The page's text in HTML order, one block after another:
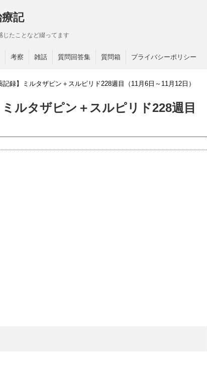
記
じたことなど綴ってます
考察 雑話 質問回答集 質問箱 プライバシーポリシー
録】ミルタザピン＋スルピリド228週目（11月6日～11月12日）
ルタザピン＋スルピリド228週目